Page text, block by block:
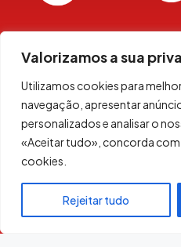
Valorizamos a sua
Utilizamos cookies para
navegação, apresentar
personalizados e analisar o
«Aceitar tudo», concorda com
cookies.
Rejeitar tudo
© 2026 NauHOUSE. All rights